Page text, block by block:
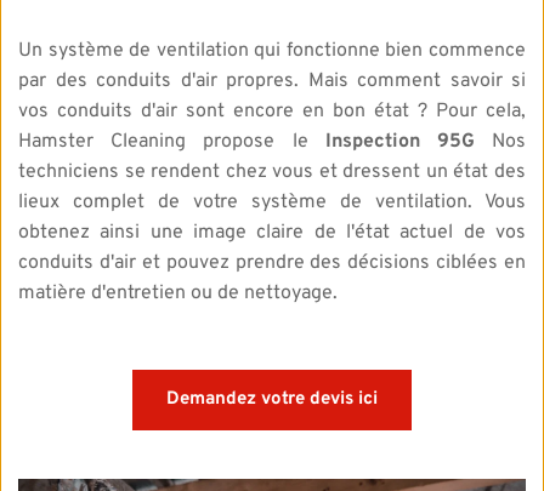
Un système de ventilation qui fonctionne bien commence
par des conduits d'air propres. Mais comment savoir si
vos conduits d'air sont encore en bon état ? Pour cela,
Hamster Cleaning propose le Inspection 95G Nos
techniciens se rendent chez vous et dressent un état des
lieux complet de votre système de ventilation. Vous
obtenez ainsi une image claire de l'état actuel de vos
conduits d'air et pouvez prendre des décisions ciblées en
matière d'entretien ou de nettoyage.
Demandez votre devis ici